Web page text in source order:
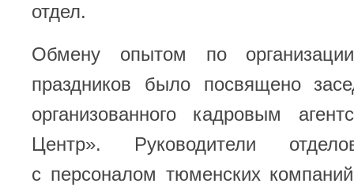
отдел.
Обмену опытом по организации
праздников было посвящено
организованного кадровым
Центр». Руководители
с персоналом тюменских